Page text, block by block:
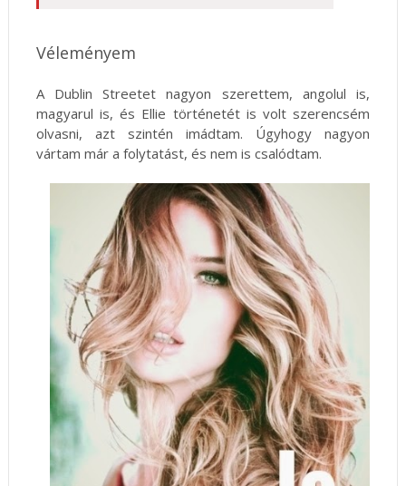
Véleményem
A Dublin Streetet nagyon szerettem, angolul is,
magyarul is, és Ellie történetét is volt szerencsém
olvasni, azt szintén imádtam. Úgyhogy nagyon
vártam már a folytatást, és nem is csalódtam.